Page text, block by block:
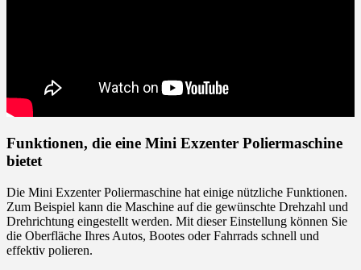
Funktionen, die eine Mini Exzenter Poliermaschine
bietet
Die Mini Exzenter Poliermaschine hat einige nützliche Funktionen.
Zum Beispiel kann die Maschine auf die gewünschte Drehzahl und
Drehrichtung eingestellt werden. Mit dieser Einstellung können Sie
die Oberfläche Ihres Autos, Bootes oder Fahrrads schnell und
effektiv polieren.